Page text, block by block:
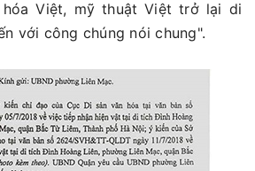
Việt, mỹ thuật Việt trở lại di
với công chúng nói chung".